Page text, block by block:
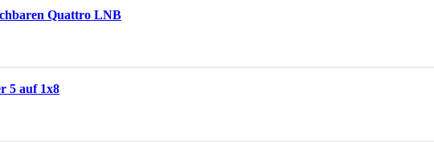
Quattro LNB
5 auf 1x8